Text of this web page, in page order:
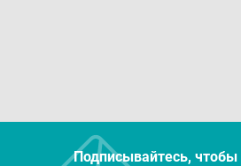
Подписывайтесь,